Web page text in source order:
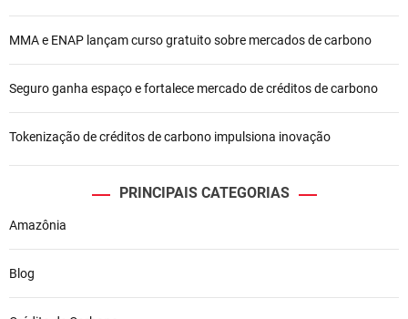
o
s
t
MMA e ENAP lançam curso gratuito sobre mercados de carbono
Seguro ganha espaço e fortalece mercado de créditos de carbono
Tokenização de créditos de carbono impulsiona inovação
PRINCIPAIS CATEGORIAS
Amazônia
Blog